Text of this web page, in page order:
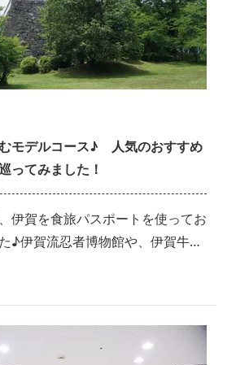
モデルコース♪ 人気のおすすめ
ってみました！
伊賀を食旅パスポートを使ってお
♪伊賀流忍者博物館や、伊賀牛、